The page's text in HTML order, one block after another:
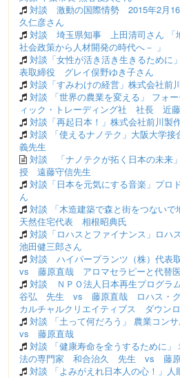
対談 激動の国際情勢 2015年2月
久仁彦さん
対談 埼玉県知事 上田清司さん 「
社会政策から人材開発の時代へ－ 」
対談「女性が活き活き生きるために
表取締役 グレイ俣野ゆき子さん
対談「すみわけの経営」株式会社前
対談 「世界の農業を変える」 フォ
ィック・トレーディング社 社長 近
対談「再起日本！」株式会社前川
対談 「使えるナノテク」大阪大学
義先生
対談 「ナノテクが拓く日本の未来
授 遠藤守信先生
対談「日本を元気にする音楽」プロ
ん
対談 「木造建築で森と街をつない
天然住宅代表 相根昭典氏
対談「ロハスとファイナンス」ロハ
池田健三郎さん
対談 ハイパープランツ（株）代
vs 藤原直哉 アロマセラピーと代替
対談 ＮＰＯ法人日本再生プログラ
谷弘 先生 vs 藤原直哉 ロハス・グ
カルチャルクリエイティブス ダウン
対談 「土って何だろう」 農業コン
vs 藤原直哉
対談 「健康寿命を全うするために
法の専門家 和合治久 先生 vs 藤
対談 「よみがえれ日本人の心！」